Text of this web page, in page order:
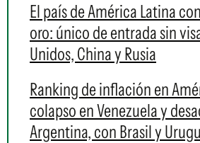
El país de América Latina
oro: único de entrada sin
Unidos, China y Rusia
Ranking de inflación en
colapso en Venezuela y
Argentina, con Brasil y